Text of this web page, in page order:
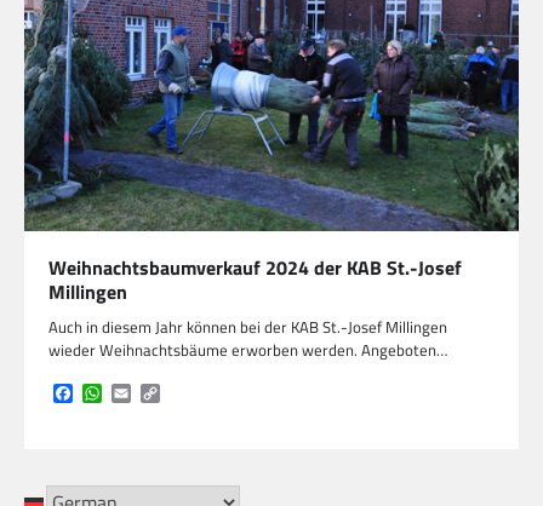
Weihnachtsbaumverkauf 2024 der KAB St.-Josef
Millingen
Auch in diesem Jahr können bei der KAB St.-Josef Millingen
wieder Weihnachtsbäume erworben werden. Angeboten…
Facebook
WhatsApp
Email